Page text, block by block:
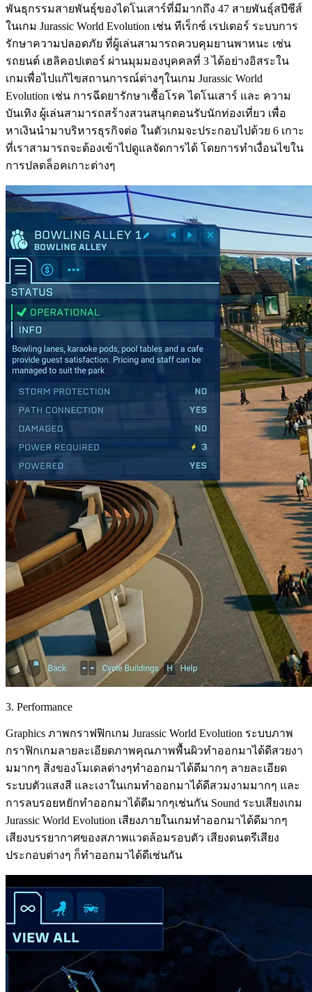
พันธุกรรมสายพันธุ์ของไดโนเสาร์ที่มีมากถึง 47 สายพันธุ์สปีชีส์
ในเกม Jurassic World Evolution เช่น ทีเร็กซ์ เรปเตอร์ ระบบการ
รักษาความปลอดภัย ที่ผู้เล่นสามารถควบคุมยานพาหนะ เช่น
รถยนต์ เฮลิคอปเตอร์ ผ่านมุมมองบุคคลที่ 3 ได้อย่างอิสระใน
เกมเพื่อไปแก้ไขสถานการณ์ต่างๆในเกม Jurassic World
Evolution เช่น การฉีดยารักษาเชื้อโรค ไดโนเสาร์ และ ความ
บันเทิง ผู้เล่นสามารถสร้างสวนสนุกตอนรับนักท่องเที่ยว เพื่อ
หาเงินนำมาบริหารธุรกิจต่อ ในตัวเกมจะประกอบไปด้วย 6 เกาะ
ที่เราสามารถจะต้องเข้าไปดูแลจัดการได้ โดยการทำเงื่อนไขใน
การปลดล็อคเกาะต่างๆ
3. Performance
Graphics ภาพกราฟฟิกเกม Jurassic World Evolution ระบบภาพ
กราฟิกเกมลายละเอียดภาพคุณภาพพื้นผิวทำออกมาได้ดีสวยงา
มมากๆ สิ่งของโมเดลต่างๆทำออกมาได้ดีมากๆ ลายละเอียด
ระบบตัวแสงสี และเงาในเกมทำออกมาได้ดีสวมงามมากๆ และ
การลบรอยหยักทำออกมาได้ดีมากๆเช่นกัน Sound ระบเสียงเกม
Jurassic World Evolution เสียงภายในเกมทำออกมาได้ดีมากๆ
เสียงบรรยากาศของสภาพแวดล้อมรอบตัว เสียงดนตรีเสียง
ประกอบต่างๆ ก็ทำออกมาได้ดีเช่นกัน